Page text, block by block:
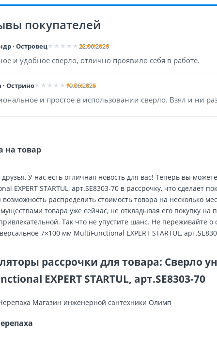
покупателей
· Островец 22.06.2026
и удобное сверло, отлично проявило себя в работе.
Острино 19.06.2026
и простое в использовании сверло. Взял и ни
на товар
У нас есть отличная новость для вас! Теперь вы
EXPERT STARTUL, арт.SE8303-70 в рассрочку, что сделает
возможность распределить стоимость товара на несколько
товара уже сейчас, не откладывая его покупку
Так что не упустите шанс. Не переживайте
7×100 мм MultiFunctional EXPERT STARTUL,
рассрочки для товара: Сверло
EXPERT STARTUL, арт.SE8303-70